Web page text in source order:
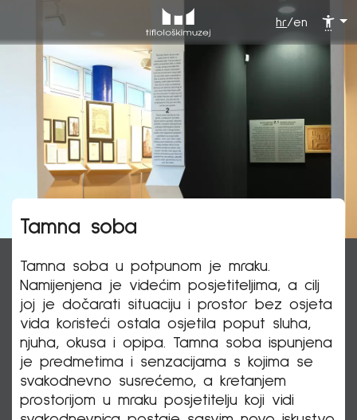
hr/en
Tamna soba
Tamna soba u potpunom je mraku.
Namijenjena je videćim posjetiteljima, a cilj
joj je dočarati situaciju i prostor bez osjeta
vida koristeći ostala osjetila poput sluha,
njuha, okusa i opipa. Tamna soba ispunjena
je predmetima i senzacijama s kojima se
svakodnevno susrećemo, a kretanjem
prostorijom u mraku posjetitelju koji vidi